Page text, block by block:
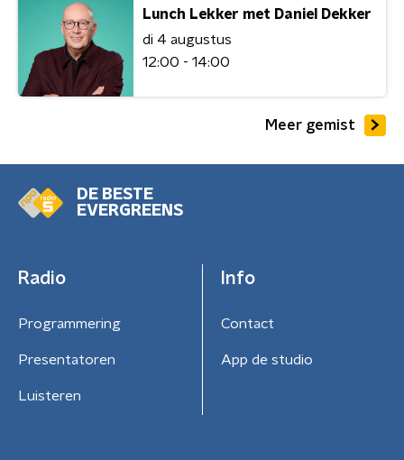
Lunch Lekker met Daniel Dekker
di 4 augustus
12:00 - 14:00
Meer gemist
DE BESTE
EVERGREENS
Radio
Programmering
Presentatoren
Luisteren
Info
Contact
App de studio